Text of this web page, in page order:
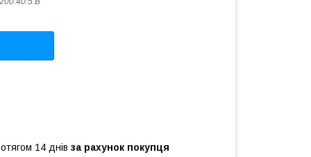
14 днів за рахунок покупця